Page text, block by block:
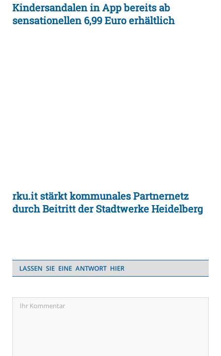
Kindersandalen in App bereits ab
sensationellen 6,99 Euro erhältlich
rku.it stärkt kommunales Partnernetz
durch Beitritt der Stadtwerke Heidelberg
LASSEN SIE EINE ANTWORT HIER